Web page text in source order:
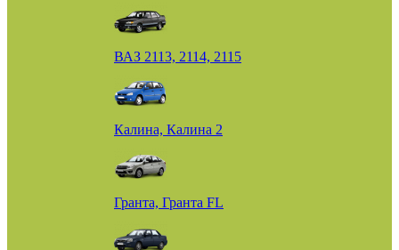
ВАЗ 2113, 2114, 2115
Калина, Калина 2
Гранта, Гранта FL